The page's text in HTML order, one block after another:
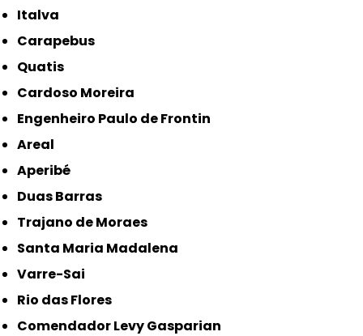
Italva
Carapebus
Quatis
Cardoso Moreira
Engenheiro Paulo de Frontin
Areal
Aperibé
Duas Barras
Trajano de Moraes
Santa Maria Madalena
Varre-Sai
Rio das Flores
Comendador Levy Gasparian